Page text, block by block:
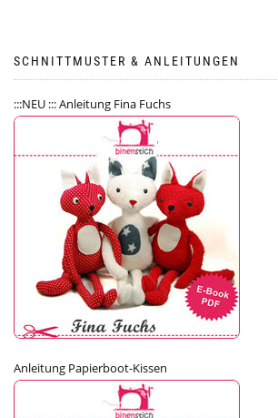
SCHNITTMUSTER & ANLEITUNGEN
:::NEU ::: Anleitung Fina Fuchs
Anleitung Papierboot-Kissen